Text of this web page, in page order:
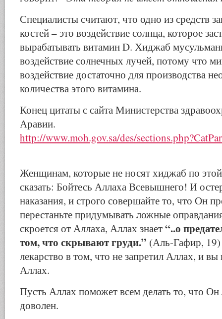
Специалисты считают, что одно из средств
костей – это воздействие солнца, которое
вырабатывать витамин D. Хиджаб
воздействие солнечных лучей, потому что
воздействие достаточно для производства
количества этого витамина.
Конец цитаты с сайта Министерства
Аравии.
http://www.moh.gov.sa/des/
Женщинам, которые не носят хиджаб по
сказать: Бойтесь Аллаха Всевышнего! И
наказания, и строго совершайте то, что Он
перестаньте придумывать ложные
скроется от Аллаха, Аллах знает“..о
том, что скрывают груди.” (Аль-Гафир,
лекарство в том, что не запретил Аллах, и
Аллах.
Пусть Аллах поможет всем делать то, что
доволен.